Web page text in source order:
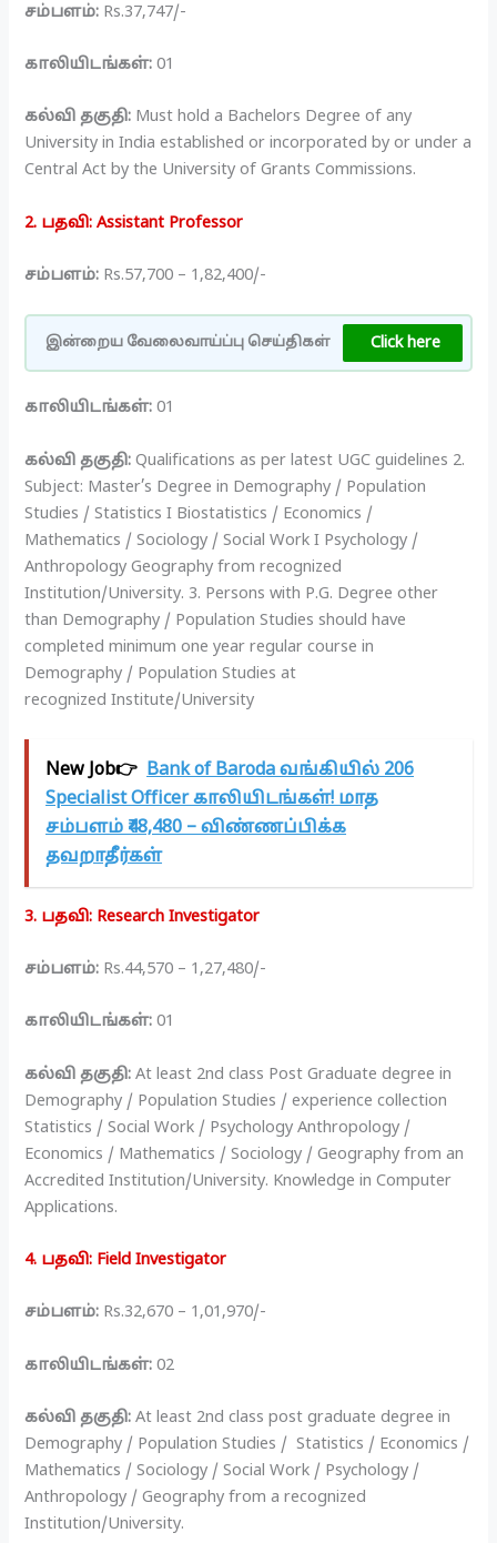
சம்பளம்: Rs.37,747/-
காலியிடங்கள்: 01
கல்வி தகுதி: Must hold a Bachelors Degree of any
University in India established or incorporated by or under a
Central Act by the University of Grants Commissions.
2. பதவி: Assistant Professor
சம்பளம்: Rs.57,700 – 1,82,400/-
இன்றைய வேலைவாய்ப்பு செய்திகள் Click here
காலியிடங்கள்: 01
கல்வி தகுதி: Qualifications as per latest UGC guidelines 2.
Subject: Master’s Degree in Demography / Population
Studies / Statistics I Biostatistics / Economics /
Mathematics / Sociology / Social Work I Psychology /
Anthropology Geography from recognized
Institution/University. 3. Persons with P.G. Degree other
than Demography / Population Studies should have
completed minimum one year regular course in
Demography / Population Studies at
recognized Institute/University
New Job👉 Bank of Baroda வங்கியில் 206
Specialist Officer காலியிடங்கள்! மாத
சம்பளம் ₹48,480 – விண்ணப்பிக்க
தவறாதீர்கள்
3. பதவி: Research Investigator
சம்பளம்: Rs.44,570 – 1,27,480/-
காலியிடங்கள்: 01
கல்வி தகுதி: At least 2nd class Post Graduate degree in
Demography / Population Studies / experience collection
Statistics / Social Work / Psychology Anthropology /
Economics / Mathematics / Sociology / Geography from an
Accredited Institution/University. Knowledge in Computer
Applications.
4. பதவி: Field Investigator
சம்பளம்: Rs.32,670 – 1,01,970/-
காலியிடங்கள்: 02
கல்வி தகுதி: At least 2nd class post graduate degree in
Demography / Population Studies / Statistics / Economics /
Mathematics / Sociology / Social Work / Psychology /
Anthropology / Geography from a recognized
Institution/University.